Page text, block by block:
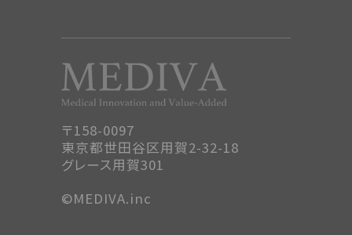
〒158-0097
東京都世田谷区用賀2-32-18
グレース用賀301
©MEDIVA.inc